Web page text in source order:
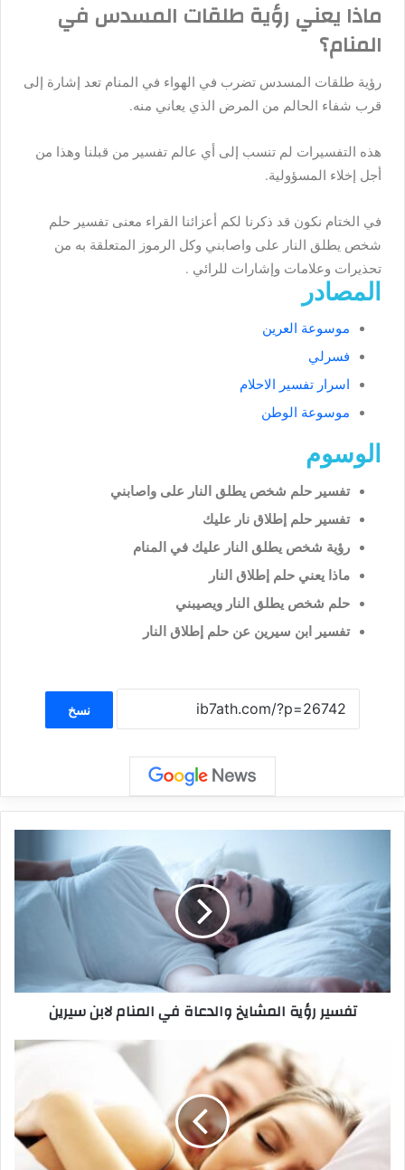
ماذا يعني رؤية طلقات المسدس في
المنام؟
رؤية طلقات المسدس تضرب في الهواء في المنام تعد إشارة إلى
قرب شفاء الحالم من المرض الذي يعاني منه.
هذه التفسيرات لم تنسب إلى أي عالم تفسير من قبلنا وهذا من
أجل إخلاء المسؤولية.
في الختام نكون قد ذكرنا لكم أعزائنا القراء معنى تفسير حلم
شخص يطلق النار على واصابني وكل الرموز المتعلقة به من
تحذيرات وعلامات وإشارات للرائي .
المصادر
موسوعة العرين
فسرلي
اسرار تفسير الاحلام
موسوعة الوطن
الوسوم
تفسير حلم شخص يطلق النار على واصابني
تفسير حلم إطلاق نار عليك
رؤية شخص يطلق النار عليك في المنام
ماذا يعني حلم إطلاق النار
حلم شخص يطلق النار ويصيبني
تفسير ابن سيرين عن حلم إطلاق النار
نسخ
تفسير رؤية المشايخ والدعاة في المنام لابن سيرين